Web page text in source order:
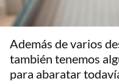
Además de varios
también tenemos
para abaratar